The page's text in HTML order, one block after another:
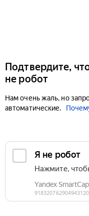
Подтвердите,
не робот
Нам очень жаль, но
автоматические.